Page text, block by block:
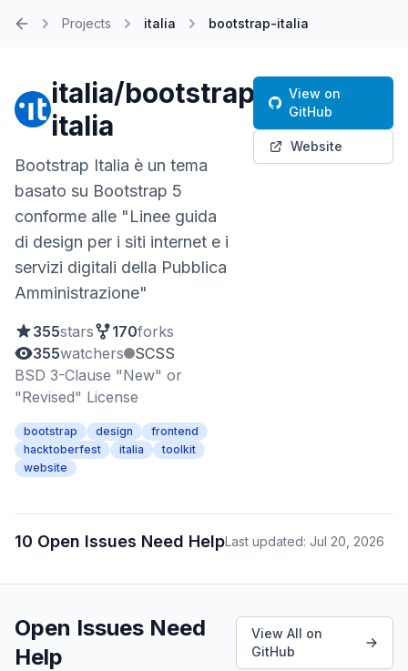
Projects italia bootstrap-italia
italia/bootstrap-
italia
Bootstrap Italia è un tema
basato su Bootstrap 5
conforme alle "Linee guida
di design per i siti internet e i
servizi digitali della Pubblica
Amministrazione"
355stars 170forks
355watchers
SCSS
BSD 3-Clause "New" or
"Revised" License
bootstrap design
frontend
hacktoberfest
italia
toolkit
website
View on
GitHub
Website
10 Open Issues Need HelpLast updated: Jul 20, 2026
Open Issues Need
Help
View All on
GitHub